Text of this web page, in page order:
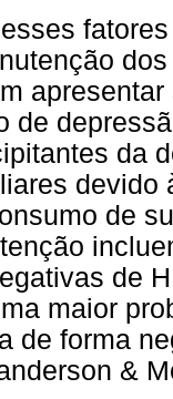
de
da
devido
de
de
maior
de forma
&